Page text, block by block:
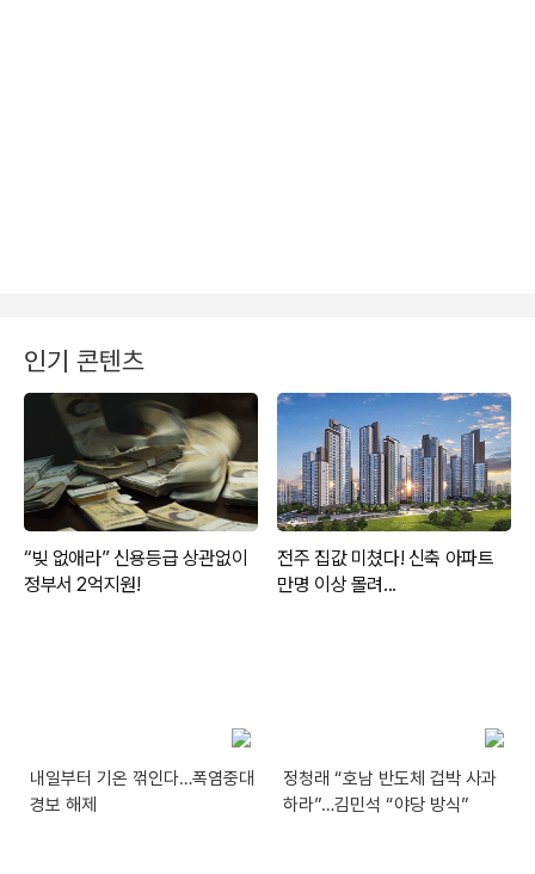
인기 콘텐츠
내일부터 기온 꺾인다…폭염중대
경보 해제
정청래 “호남 반도체 겁박 사과
하라”…김민석 “야당 방식”